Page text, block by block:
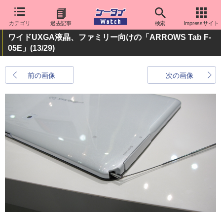
カテゴリ 過去記事 検索 Impressサイト
ワイドUXGA液晶、ファミリー向けの「ARROWS Tab F-
05E」 (13/29)
前の画像 次の画像